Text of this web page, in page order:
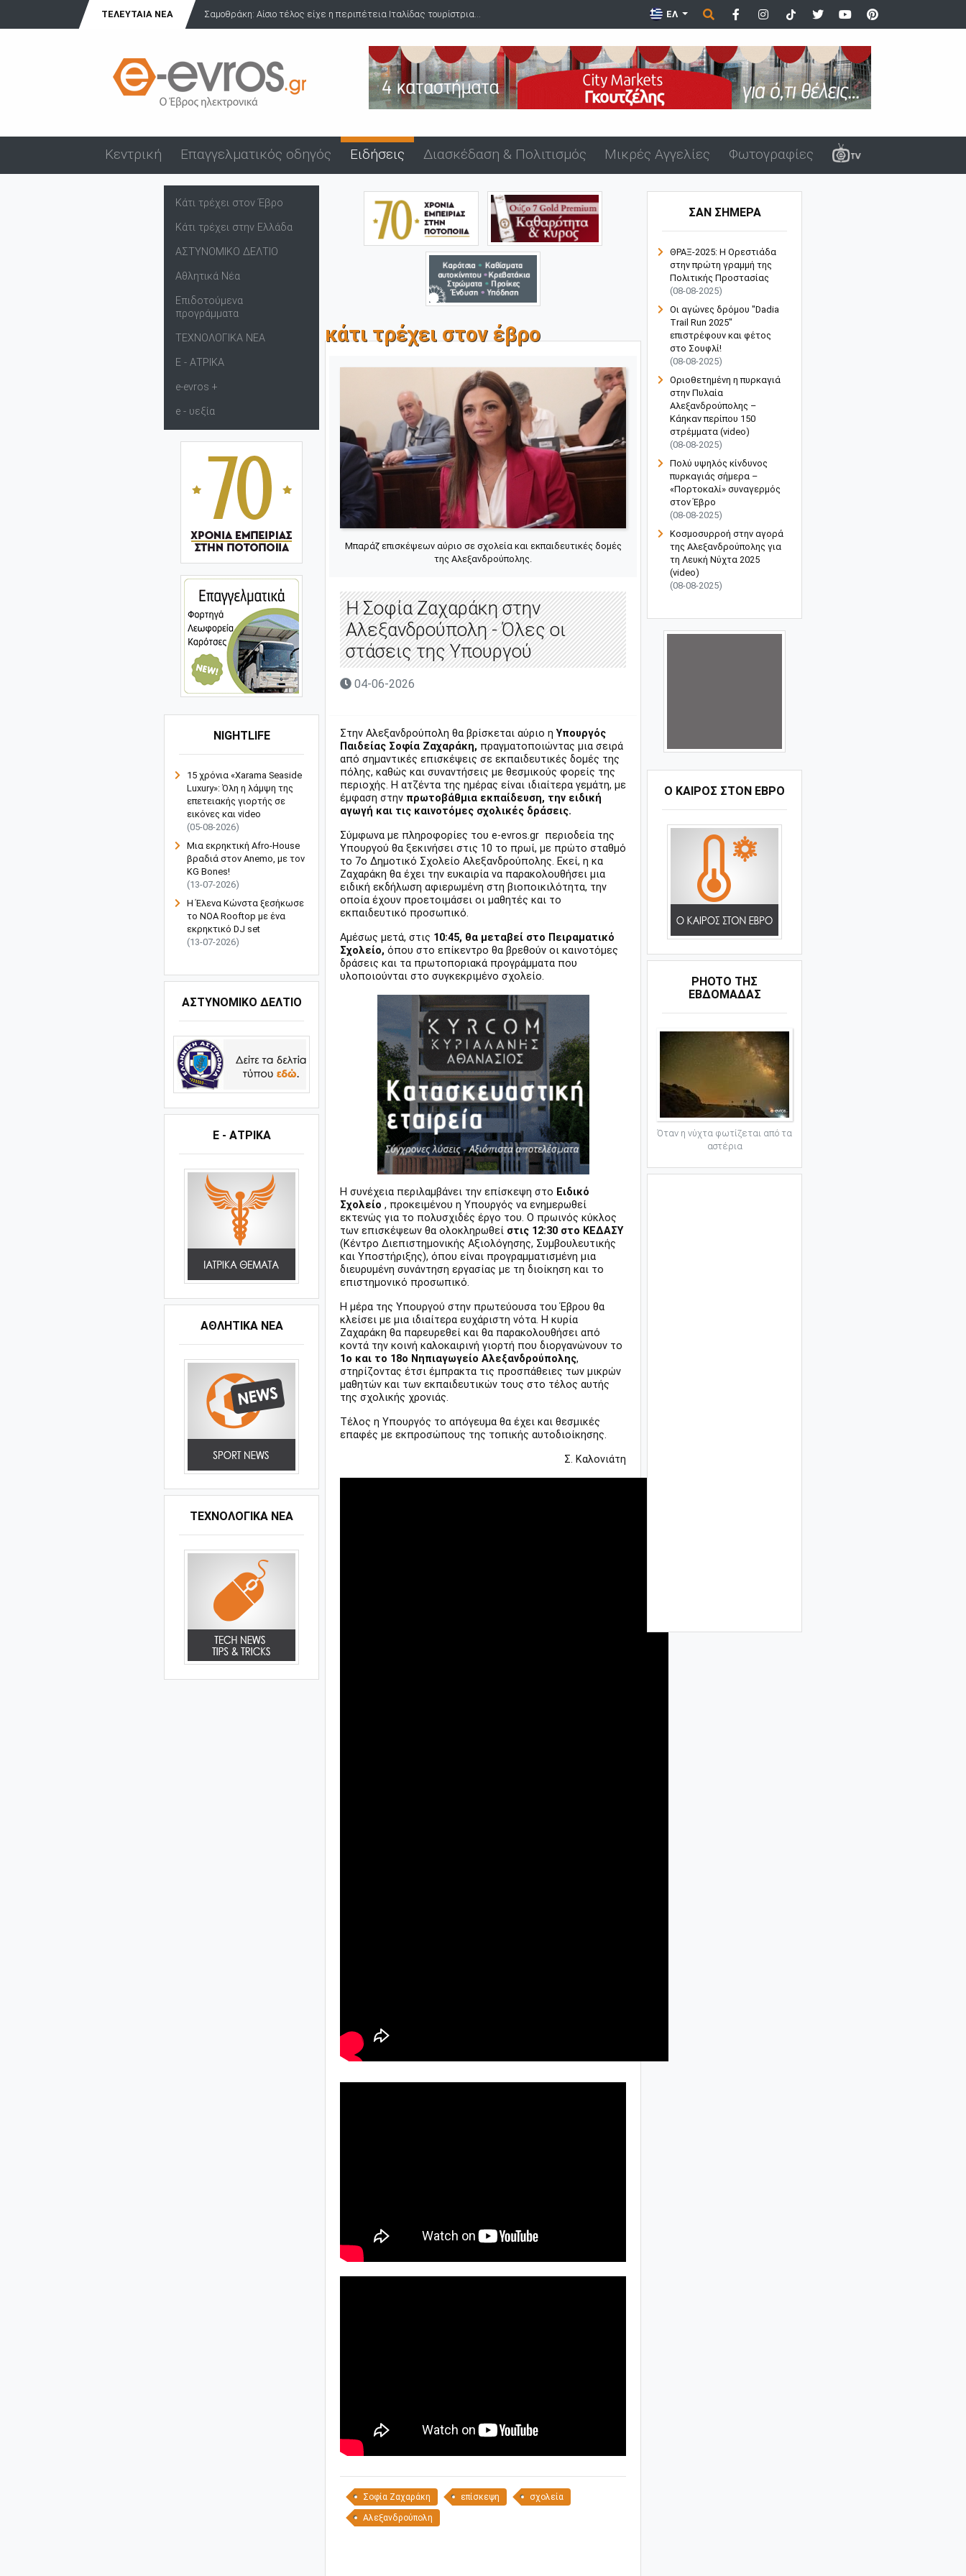
ΤΕΛΕΥΤΑΊΑ ΝΈΑ Πανήγυρη Αγίου Εύπλου στο λιμάνι της Αλεξανδρούπολης ΕΛ
Κεντρική Επαγγελματικός οδηγός Ειδήσεις Διασκέδαση & Πολιτισμός Μικρές Αγγελίες Φωτογραφίες
Κάτι τρέχει στον Έβρο
Κάτι τρέχει στην Ελλάδα
ΑΣΤΥΝΟΜΙΚΟ ΔΕΛΤΙΟ
Αθλητικά Νέα
Επιδοτούμενα
προγράμματα
ΤΕΧΝΟΛΟΓΙΚΑ ΝΕΑ
Ε - ΑΤΡΙΚΑ
e-evros +
e - υεξία
NIGHTLIFE
15 χρόνια «Xarama Seaside
Luxury»: Όλη η λάμψη της
επετειακής γιορτής σε
εικόνες και video
(05-08-2026)
Μια εκρηκτική Afro-House
βραδιά στον Anemo, με τον
KG Bones!
(13-07-2026)
Η Έλενα Κώνστα ξεσήκωσε
το NOA Rooftop με ένα
εκρηκτικό DJ set
(13-07-2026)
ΑΣΤΥΝΟΜΙΚΟ ΔΕΛΤΙΟ
Ε - ΑΤΡΙΚΑ
ΑΘΛΗΤΙΚΆ ΝΈΑ
ΤΕΧΝΟΛΟΓΙΚΑ ΝΕΑ
κάτι τρέχει στον έβρο
Μπαράζ επισκέψεων αύριο σε σχολεία και εκπαιδευτικές δομές
της Αλεξανδρούπολης.
Η Σοφία Ζαχαράκη στην
Αλεξανδρούπολη - Όλες οι
στάσεις της Υπουργού
04-06-2026
Στην Αλεξανδρούπολη θα βρίσκεται αύριο η Υπουργός
Παιδείας Σοφία Ζαχαράκη, πραγματοποιώντας μια σειρά
από σημαντικές επισκέψεις σε εκπαιδευτικές δομές της
πόλης, καθώς και συναντήσεις με θεσμικούς φορείς της
περιοχής. Η ατζέντα της ημέρας είναι ιδιαίτερα γεμάτη, με
έμφαση στην πρωτοβάθμια εκπαίδευση, την ειδική
αγωγή και τις καινοτόμες σχολικές δράσεις.
Σύμφωνα με πληροφορίες του e-evros.gr περιοδεία της
Υπουργού θα ξεκινήσει στις 10 το πρωί, με πρώτο σταθμό
το 7ο Δημοτικό Σχολείο Αλεξανδρούπολης. Εκεί, η κα
Ζαχαράκη θα έχει την ευκαιρία να παρακολουθήσει μια
ειδική εκδήλωση αφιερωμένη στη βιοποικιλότητα, την
οποία έχουν προετοιμάσει οι μαθητές και το
εκπαιδευτικό προσωπικό.
Αμέσως μετά, στις 10:45, θα μεταβεί στο Πειραματικό
Σχολείο, όπου στο επίκεντρο θα βρεθούν οι καινοτόμες
δράσεις και τα πρωτοποριακά προγράμματα που
υλοποιούνται στο συγκεκριμένο σχολείο.
Η συνέχεια περιλαμβάνει την επίσκεψη στο Ειδικό
Σχολείο , προκειμένου η Υπουργός να ενημερωθεί
εκτενώς για το πολυσχιδές έργο του. Ο πρωινός κύκλος
των επισκέψεων θα ολοκληρωθεί στις 12:30 στο ΚΕΔΑΣΥ
(Κέντρο Διεπιστημονικής Αξιολόγησης, Συμβουλευτικής
και Υποστήριξης), όπου είναι προγραμματισμένη μια
διευρυμένη συνάντηση εργασίας με τη διοίκηση και το
επιστημονικό προσωπικό.
Η μέρα της Υπουργού στην πρωτεύουσα του Έβρου θα
κλείσει με μια ιδιαίτερα ευχάριστη νότα. Η κυρία
Ζαχαράκη θα παρευρεθεί και θα παρακολουθήσει από
κοντά την κοινή καλοκαιρινή γιορτή που διοργανώνουν το
1ο και το 18ο Νηπιαγωγείο Αλεξανδρούπολης,
στηρίζοντας έτσι έμπρακτα τις προσπάθειες των μικρών
μαθητών και των εκπαιδευτικών τους στο τέλος αυτής
της σχολικής χρονιάς.
Τέλος η Υπουργός το απόγευμα θα έχει και θεσμικές
επαφές με εκπροσώπους της τοπικής αυτοδιοίκησης.
Σ. Καλονιάτη
Σοφία Ζαχαράκη επίσκεψη σχολεία
Αλεξανδρούπολη
ΣΑΝ ΣΗΜΕΡΑ
ΘΡΑΞ-2025: Η Ορεστιάδα
στην πρώτη γραμμή της
Πολιτικής Προστασίας
(08-08-2025)
Οι αγώνες δρόμου "Dadia
Trail Run 2025"
επιστρέφουν και φέτος
στο Σουφλί!
(08-08-2025)
Οριοθετημένη η πυρκαγιά
στην Πυλαία
Αλεξανδρούπολης –
Κάηκαν περίπου 150
στρέμματα (video)
(08-08-2025)
Πολύ υψηλός κίνδυνος
πυρκαγιάς σήμερα –
«Πορτοκαλί» συναγερμός
στον Έβρο
(08-08-2025)
Κοσμοσυρροή στην αγορά
της Αλεξανδρούπολης για
τη Λευκή Νύχτα 2025
(video)
(08-08-2025)
Ο ΚΑΙΡΟΣ ΣΤΟΝ ΕΒΡΟ
PHOTO ΤΗΣ
ΕΒΔΟΜΑΔΑΣ
Όταν η νύχτα φωτίζεται από τα
αστέρια